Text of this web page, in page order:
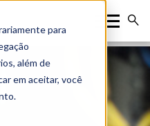
para
além de
em aceitar, você